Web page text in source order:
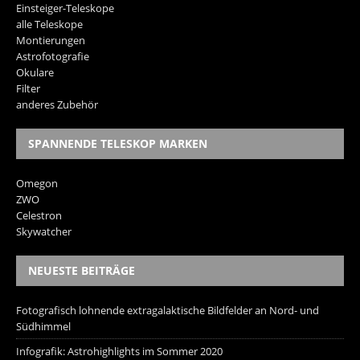
Einsteiger-Teleskope
alle Teleskope
Montierungen
Astrofotografie
Okulare
Filter
anderes Zubehör
SPANNENDE TELESKOP MARKEN
Omegon
ZWO
Celestron
Skywatcher
NEUESTE BEITRÄGE
Fotografisch lohnende extragalaktische Bildfelder an Nord- und
Südhimmel
Infografik: Astrohighlights im Sommer 2020